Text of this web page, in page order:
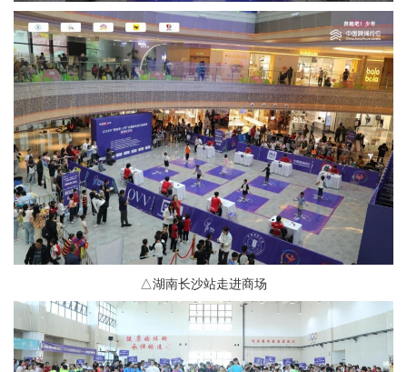
△湖南长沙站走进商场